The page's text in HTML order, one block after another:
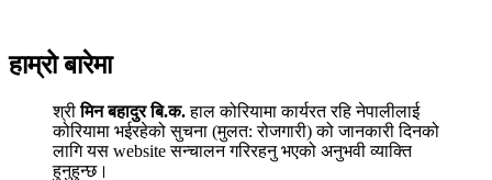
हाम्रो बारेमा
श्रीमिन बहादुर बि.क.हाल कोरियामा कार्यरत रहि नेपालीलाई
कोरियामा भईरहेको सुचना (मुलत: रोजगारी) को जानकारी दिनको
लागि यस website सन्चालन गरिरहनु भएको अनुभवी व्याक्ति
हुनुहुन्छ।